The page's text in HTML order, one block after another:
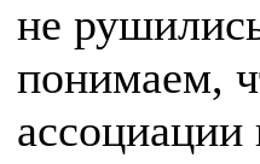
не
понимаем,